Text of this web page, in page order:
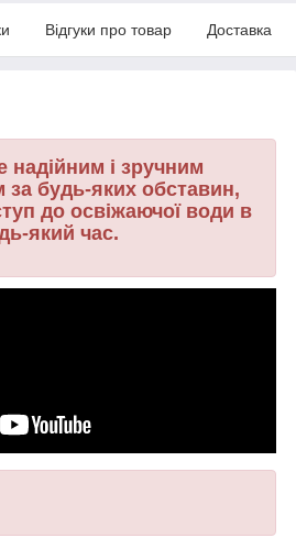
Відгуки про товар Доставка
надійним і зручним
будь-яких обставин,
до освіжаючої води в
який час.